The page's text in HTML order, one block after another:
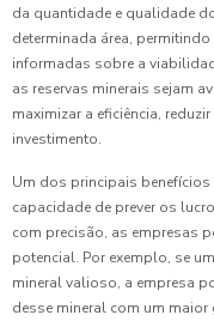
da quantidade e qualidade
determinada área,
informadas sobre a
as reservas minerais sejam
maximizar a eficiência,
investimento.
Um dos principais benefícios
capacidade de prever os
com precisão, as empresas
potencial. Por exemplo, se
mineral valioso, a empresa
desse mineral com um